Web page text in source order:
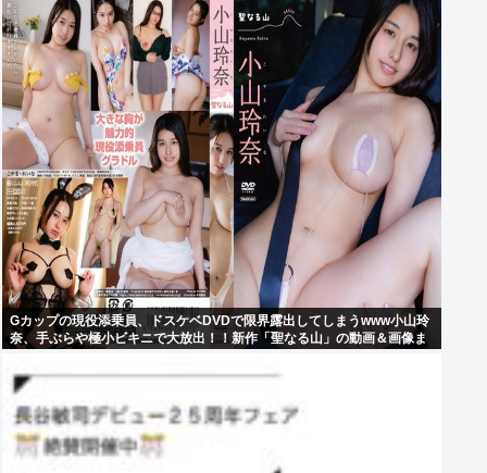
Gカップの現役添乗員、ドスケベDVDで限界露出してしまうwww小山玲
奈、手ぶらや極小ビキニで大放出！！新作「聖なる山」の動画＆画像ま